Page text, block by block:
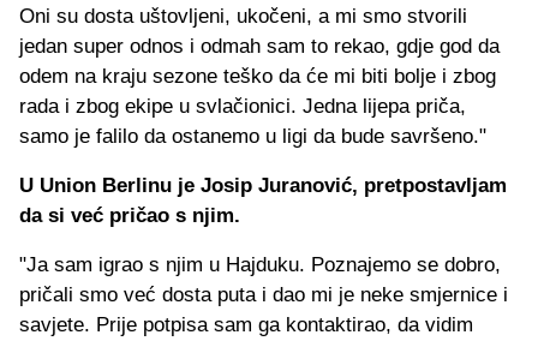
Oni su dosta uštovljeni, ukočeni, a mi smo stvorili
jedan super odnos i odmah sam to rekao, gdje god da
odem na kraju sezone teško da će mi biti bolje i zbog
rada i zbog ekipe u svlačionici. Jedna lijepa priča,
samo je falilo da ostanemo u ligi da bude savršeno."
U Union Berlinu je Josip Juranović, pretpostavljam
da si već pričao s njim.
"Ja sam igrao s njim u Hajduku. Poznajemo se dobro,
pričali smo već dosta puta i dao mi je neke smjernice i
savjete. Prije potpisa sam ga kontaktirao, da vidim